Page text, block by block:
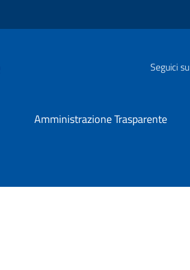
Seguici su
Amministrazione Trasparente